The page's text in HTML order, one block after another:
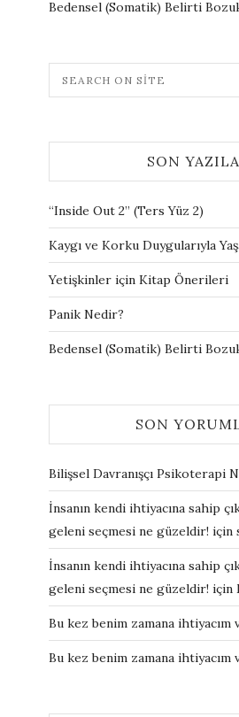
Bedensel (Somatik) Belirti
SON
“Inside Out 2” (Ters Yüz 2)
Kaygı ve Korku Duygularıyla
Yetişkinler için Kitap Önerileri
Panik Nedir?
Bedensel (Somatik) Belirti
SON
Bilişsel Davranışçı Psikoterapi
İnsanın kendi ihtiyacına sahip
geleni seçmesi ne güzeldir! için
İnsanın kendi ihtiyacına sahip
geleni seçmesi ne güzeldir! için
Bu kez benim zamana ihtiyacım
Bu kez benim zamana ihtiyacım